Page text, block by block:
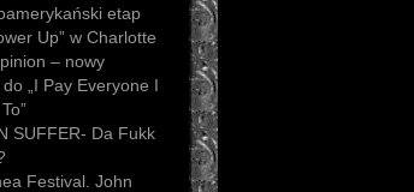
etap
Up” w Charlotte
– nowy
„I Pay Everyone I
SUFFER- Da Fukk
Festival. John